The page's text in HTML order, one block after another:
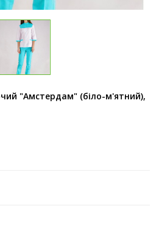
"Амстердам" (біло-м'ятний),